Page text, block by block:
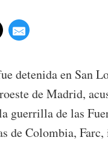
detenida en San
de Madrid,
guerrilla de las
de Colombia,